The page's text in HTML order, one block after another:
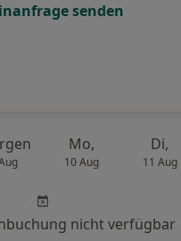
senden
Mo,
10 Aug
Di,
11 Aug
nicht verfügbar